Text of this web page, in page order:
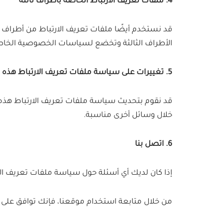
قد نستخدم أيضًا ملفات تعريف الارتباط من
الأطراف الثالثة وتخضع لسياسات الخصوصية
5. تغييرات على سياسة ملفات تعريف الارتباط هذه
قد نقوم بتحديث سياسة ملفات تعريف الارتباط
خلال وسائل أخرى مناسبة.
6. اتصل بنا
إذا كان لديك أي أسئلة حول سياسة ملفات تعريف
من خلال متابعة استخدام موقعنا، فإنك توافق